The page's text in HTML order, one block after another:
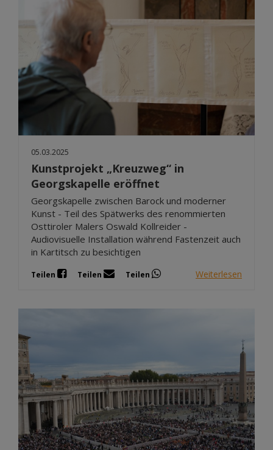
05.03.2025
Kunstprojekt „Kreuzweg“ in
Georgskapelle eröffnet
Georgskapelle zwischen Barock und moderner
Kunst - Teil des Spätwerks des renommierten
Osttiroler Malers Oswald Kollreider -
Audiovisuelle Installation während Fastenzeit auch
in Kartitsch zu besichtigen
Teilen Teilen Teilen Weiterlesen